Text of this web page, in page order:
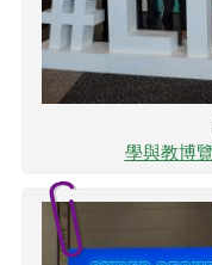
學與教博覽